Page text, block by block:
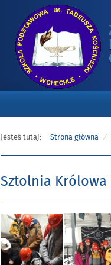
Jesteś tutaj: Strona główna
Sztolnia Królowa
Opublikowano
w
dniu